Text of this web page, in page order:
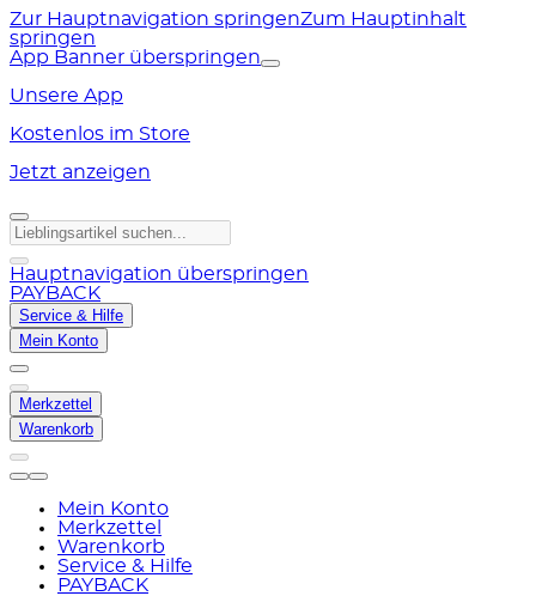
Zur Hauptnavigation springenZum Hauptinhalt
springen
App Banner überspringen
Unsere App
Kostenlos im Store
Jetzt anzeigen
Hauptnavigation überspringen
PAYBACK
Service & Hilfe
Mein Konto
Merkzettel
Warenkorb
Mein Konto
Merkzettel
Warenkorb
Service & Hilfe
PAYBACK